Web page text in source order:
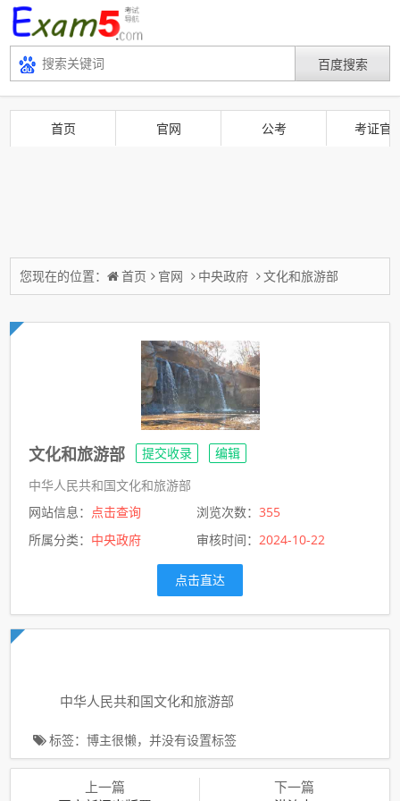
首页 官网 公考 考证官
您现在的位置： 首页 官网 中央政府 文化和旅游部
文化和旅游部 提交收录
编辑
中华人民共和国文化和旅游部
网站信息： 点击查询 浏览次数：355
所属分类： 中央政府 审核时间：2024-10-22
点击直达
中华人民共和国文化和旅游部
标签：博主很懒，并没有设置标签
上一篇
下一篇